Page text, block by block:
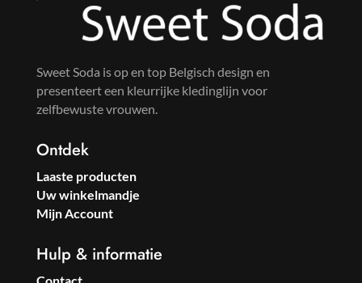
Sweet Soda is op en top Belgisch design en
presenteert een kleurrijke kledinglijn voor
zelfbewuste vrouwen.
Ontdek
Laaste producten
Uw winkelmandje
Mijn Account
Hulp & informatie